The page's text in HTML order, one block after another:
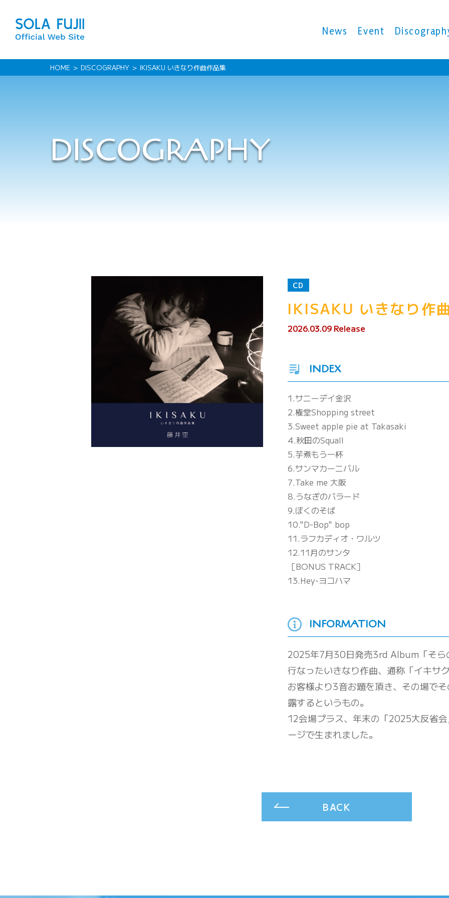
News Event
HOME DISCOGRAPHY IKISAKU いきなり作曲作品集
DISCOGRAPHY
CD
IKISAKU いきなり作
2026.03.09 Release
INDEX
1.サニーデイ金沢
2.権堂Shopping street
3.Sweet apple pie at Takasaki
4.秋田のSquall
5.芋煮もう一杯
6.サンマカーニバル
7.Take me 大阪
8.うなぎのバラード
9.ぼくのそば
10."D-Bop" bop
11.ラフカディオ・ワルツ
12.11月のサンタ
［BONUS TRACK］
13.Hey-ヨコハマ
INFORMATION
2025年7月30日発売3rd Album「そら
行なったいきなり作曲、通称「イキサ
お客様より3音お題を頂き、その場で
露するというもの。
12会場プラス、年末の「2025大反省
ージで生まれました。
BACK